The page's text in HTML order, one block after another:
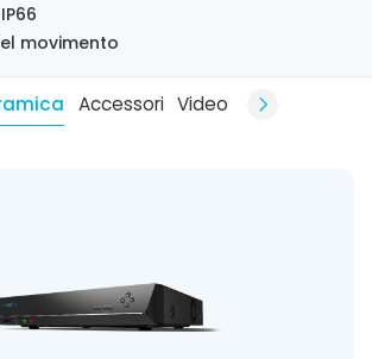
movimento
Accessori Video